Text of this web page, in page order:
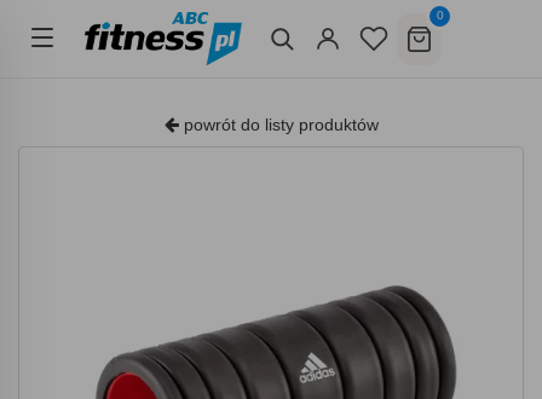
0
powrót do listy produktów